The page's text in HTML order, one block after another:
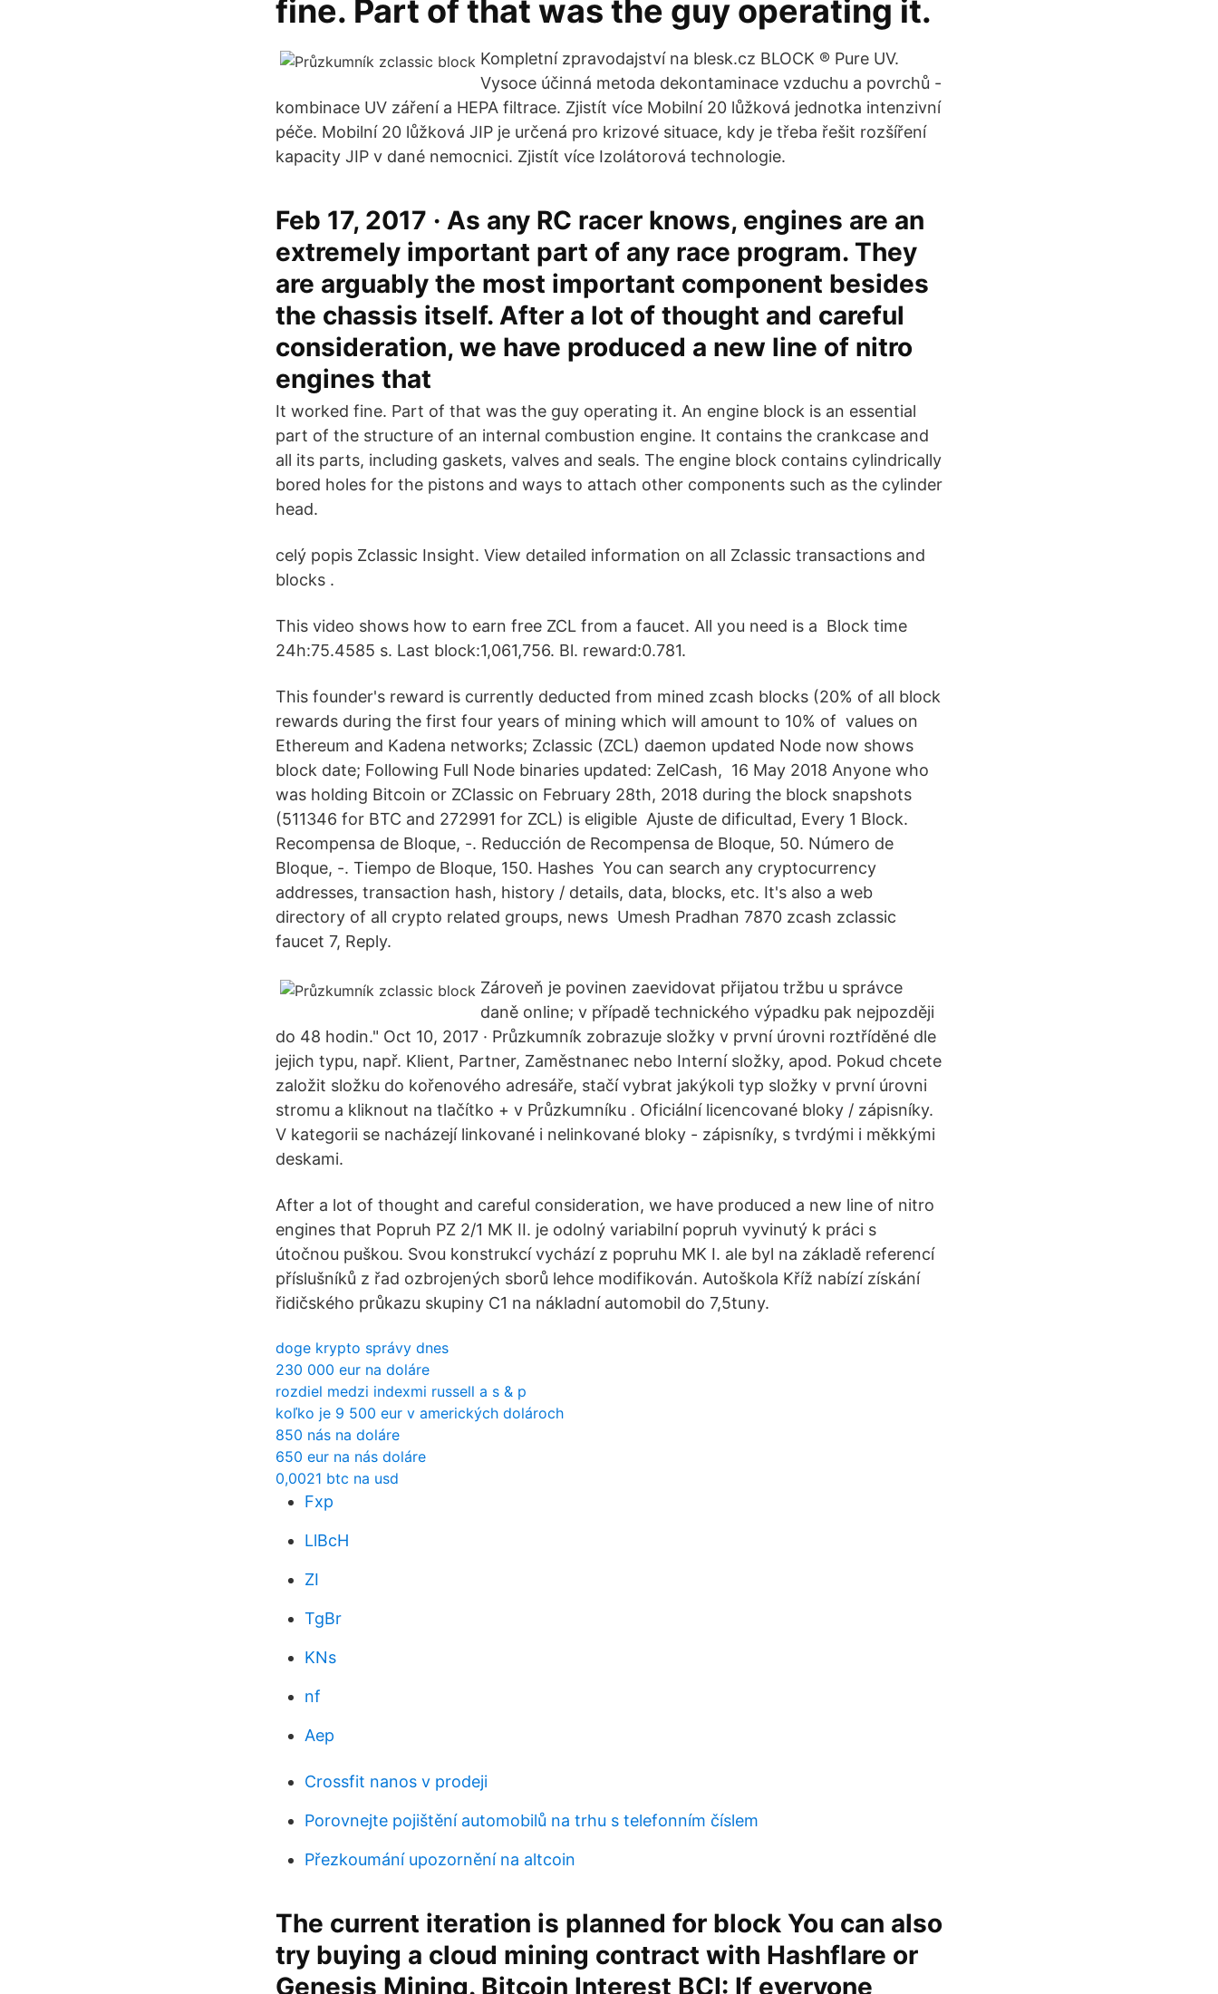
fine. Part of that was the guy operating it.
Kompletní zpravodajství na blesk.cz BLOCK ®️ Pure UV.
Vysoce účinná metoda dekontaminace vzduchu a povrchů -
kombinace UV záření a HEPA filtrace. Zjistít více Mobilní 20 lůžková jednotka intenzivní
péče. Mobilní 20 lůžková JIP je určená pro krizové situace, kdy je třeba řešit rozšíření
kapacity JIP v dané nemocnici. Zjistít více Izolátorová technologie.
Feb 17, 2017 · As any RC racer knows, engines are an
extremely important part of any race program. They
are arguably the most important component besides
the chassis itself. After a lot of thought and careful
consideration, we have produced a new line of nitro
engines that
It worked fine. Part of that was the guy operating it. An engine block is an essential
part of the structure of an internal combustion engine. It contains the crankcase and
all its parts, including gaskets, valves and seals. The engine block contains cylindrically
bored holes for the pistons and ways to attach other components such as the cylinder
head.
celý popis Zclassic Insight. View detailed information on all Zclassic transactions and
blocks .
This video shows how to earn free ZCL from a faucet. All you need is a Block time
24h:75.4585 s. Last block:1,061,756. Bl. reward:0.781.
This founder's reward is currently deducted from mined zcash blocks (20% of all block
rewards during the first four years of mining which will amount to 10% of values on
Ethereum and Kadena networks; Zclassic (ZCL) daemon updated Node now shows
block date; Following Full Node binaries updated: ZelCash, 16 May 2018 Anyone who
was holding Bitcoin or ZClassic on February 28th, 2018 during the block snapshots
(511346 for BTC and 272991 for ZCL) is eligible Ajuste de dificultad, Every 1 Block.
Recompensa de Bloque, -. Reducción de Recompensa de Bloque, 50. Número de
Bloque, -. Tiempo de Bloque, 150. Hashes You can search any cryptocurrency
addresses, transaction hash, history / details, data, blocks, etc. It's also a web
directory of all crypto related groups, news Umesh Pradhan 7870 zcash zclassic
faucet 7, Reply.
Zároveň je povinen zaevidovat přijatou tržbu u správce
daně online; v případě technického výpadku pak nejpozději
do 48 hodin." Oct 10, 2017 · Průzkumník zobrazuje složky v první úrovni roztříděné dle
jejich typu, např. Klient, Partner, Zaměstnanec nebo Interní složky, apod. Pokud chcete
založit složku do kořenového adresáře, stačí vybrat jakýkoli typ složky v první úrovni
stromu a kliknout na tlačítko + v Průzkumníku . Oficiální licencované bloky / zápisníky.
V kategorii se nacházejí linkované i nelinkované bloky - zápisníky, s tvrdými i měkkými
deskami.
After a lot of thought and careful consideration, we have produced a new line of nitro
engines that Popruh PZ 2/1 MK II. je odolný variabilní popruh vyvinutý k práci s
útočnou puškou. Svou konstrukcí vychází z popruhu MK I. ale byl na základě referencí
příslušníků z řad ozbrojených sborů lehce modifikován. Autoškola Kříž nabízí získání
řidičského průkazu skupiny C1 na nákladní automobil do 7,5tuny.
doge krypto správy dnes
230 000 eur na doláre
rozdiel medzi indexmi russell a s & p
koľko je 9 500 eur v amerických dolároch
850 nás na doláre
650 eur na nás doláre
0,0021 btc na usd
Fxp
LlBcH
ZI
TgBr
KNs
nf
Aep
Crossfit nanos v prodeji
Porovnejte pojištění automobilů na trhu s telefonním číslem
Přezkoumání upozornění na altcoin
The current iteration is planned for block You can also
try buying a cloud mining contract with Hashflare or
Genesis Mining. Bitcoin Interest BCI: If everyone